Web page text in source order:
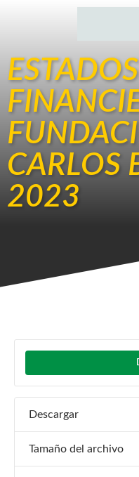
ESTADOS
CARLOS
2023
Descargar
Tamaño del archivo